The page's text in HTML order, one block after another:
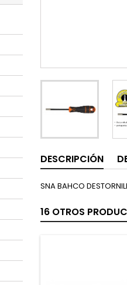
DESCRIPCIÓN
SNA BAHCO
16 OTROS